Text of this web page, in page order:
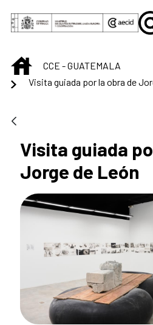
Saltar al contenido principal
INICIOCCE - GUATEMALA
Visita guiada por la obra de
Visita guiada
Jorge de León